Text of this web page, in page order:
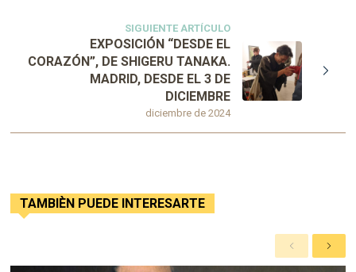
SIGUIENTE ARTÍCULO
diciembre de 2024
EXPOSICIÓN “DESDE EL
CORAZÓN”, DE SHIGERU TANAKA.
MADRID, DESDE EL 3 DE
DICIEMBRE
TAMBIÈN PUEDE INTERESARTE
A
n
S
i